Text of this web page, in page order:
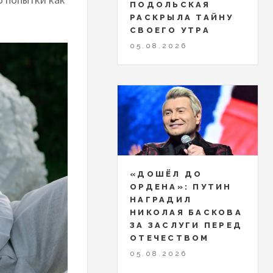
ПОДОЛЬСКАЯ
РАСКРЫЛА ТАЙНУ
СВОЕГО УТРА
05.08.2026
«ДОШЁЛ ДО
ОРДЕНА»: ПУТИН
НАГРАДИЛ
НИКОЛАЯ БАСКОВА
ЗА ЗАСЛУГИ ПЕРЕД
ОТЕЧЕСТВОМ
05.08.2026